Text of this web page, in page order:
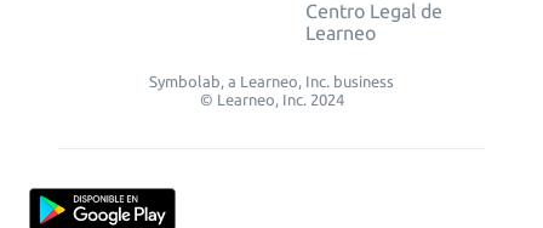
Centro Legal de
Learneo
Symbolab, a Learneo, Inc. business
© Learneo, Inc. 2024